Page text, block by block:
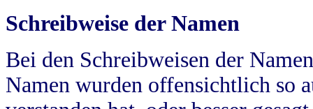
Schreibweise der Namen
Bei den Schreibweisen der
Namen wurden offensichtlich so